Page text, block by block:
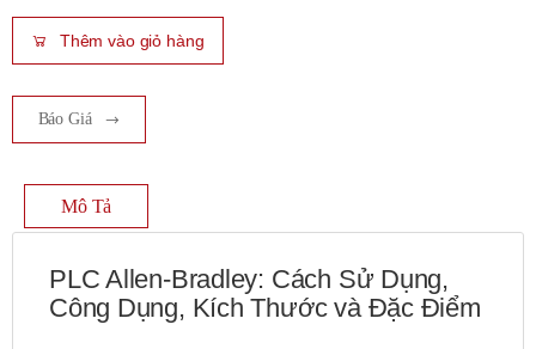
Thêm vào giỏ hàng
Báo Giá
Mô Tả
PLC Allen-Bradley: Cách Sử Dụng,
Công Dụng, Kích Thước và Đặc Điểm